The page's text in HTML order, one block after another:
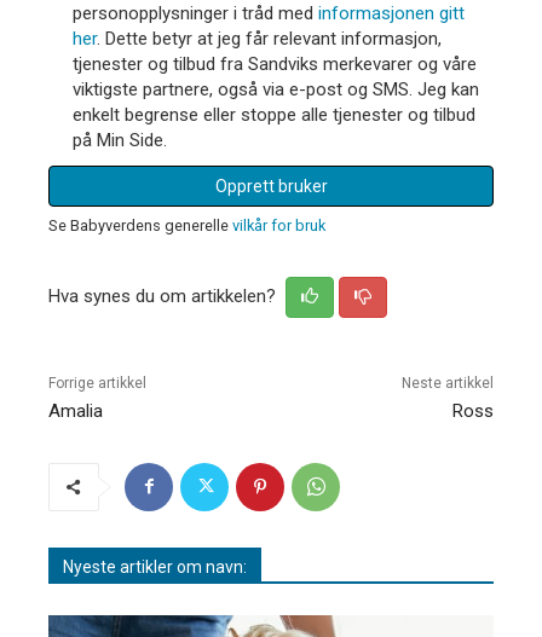
personopplysninger i tråd med informasjonen gitt
her. Dette betyr at jeg får relevant informasjon,
tjenester og tilbud fra Sandviks merkevarer og våre
viktigste partnere, også via e-post og SMS. Jeg kan
enkelt begrense eller stoppe alle tjenester og tilbud
på Min Side.
Opprett bruker
Se Babyverdens generelle vilkår for bruk
Hva synes du om artikkelen?
Forrige artikkel
Amalia
Neste artikkel
Ross
Nyeste artikler om navn: